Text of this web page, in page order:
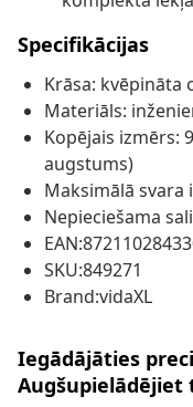
Specifikācijas
Krāsa: kvēpināta
Materiāls:
Kopējais izmērs:
augstums)
Maksimālā svara
Nepieciešama
SKU:849271
Brand:vidaXL
Iegādājāties